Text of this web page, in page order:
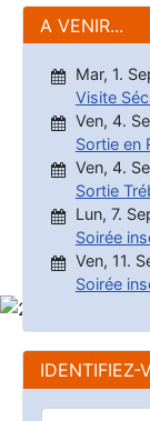
A VENIR...
Mar, 1.
Visite
Ven, 4.
Sortie en
Ven, 4.
Sortie
Lun, 7.
Soirée
Ven, 11.
Soirée
IDENTIFIEZ-